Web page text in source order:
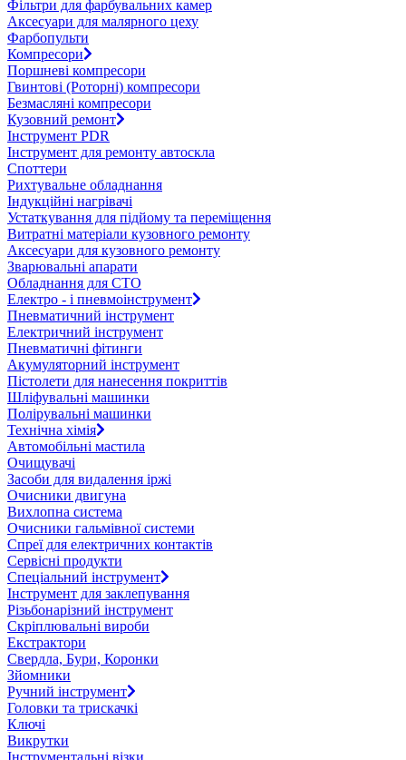
Фільтри для фарбувальних камер
Аксесуари для малярного цеху
Фарбопульти
Компресори
Поршневі компресори
Гвинтові (Роторні) компресори
Безмасляні компресори
Кузовний ремонт
Інструмент PDR
Інструмент для ремонту автоскла
Споттери
Рихтувальне обладнання
Індукційні нагрівачі
Устаткування для підйому та переміщення
Витратні матеріали кузовного ремонту
Аксесуари для кузовного ремонту
Зварювальні апарати
Обладнання для СТО
Електро - і пневмоінструмент
Пневматичний інструмент
Електричний інструмент
Пневматичні фітинги
Акумуляторний інструмент
Пістолети для нанесення покриттів
Шліфувальні машинки
Полірувальні машинки
Технічна хімія
Автомобільні мастила
Очищувачі
Засоби для видалення іржі
Очисники двигуна
Вихлопна система
Очисники гальмівної системи
Спреї для електричних контактів
Сервісні продукти
Спеціальний інструмент
Інструмент для заклепування
Різьбонарізний інструмент
Скріплювальні вироби
Екстрактори
Свердла, Бури, Коронки
Зйомники
Ручний інструмент
Головки та трискачкі
Ключі
Викрутки
Інструментальні візки